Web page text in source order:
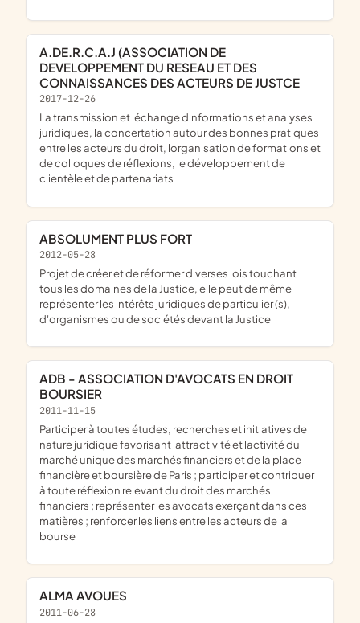
A.DE.R.C.A.J (ASSOCIATION DE
DEVELOPPEMENT DU RESEAU ET DES
CONNAISSANCES DES ACTEURS DE JUSTCE
2017-12-26
la transmission et léchange dinformations et analyses
juridiques, la concertation autour des bonnes pratiques
entre les acteurs du droit, lorganisation de formations et
de colloques de réflexions, le développement de
clientèle et de partenariats
ABSOLUMENT PLUS FORT
2012-05-28
projet de créer et de réformer diverses lois touchant
tous les domaines de la Justice, elle peut de même
représenter les intérêts juridiques de particulier (s),
d'organismes ou de sociétés devant la Justice
ADB - ASSOCIATION D'AVOCATS EN DROIT
BOURSIER
2011-11-15
participer à toutes études, recherches et initiatives de
nature juridique favorisant lattractivité et lactivité du
marché unique des marchés financiers et de la place
financière et boursière de Paris ; participer et contribuer
à toute réflexion relevant du droit des marchés
financiers ; représenter les avocats exerçant dans ces
matières ; renforcer les liens entre les acteurs de la
bourse
ALMA AVOUES
2011-06-28